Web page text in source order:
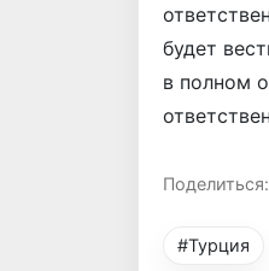
будет
в полном
Поделиться:
#Турция